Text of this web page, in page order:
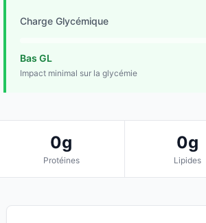
Charge Glycémique
Bas GL
Impact minimal sur la glycémie
0g
Protéines
0g
Lipides